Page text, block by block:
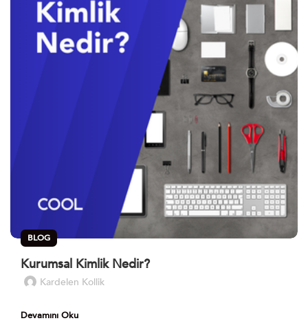
BLOG
Kurumsal Kimlik Nedir?
Kardelen Kollik
Devamını Oku